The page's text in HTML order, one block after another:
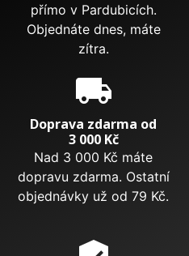
přímo v Pardubicích.
Objednáte dnes, máte
zítra.
local_shipping
Doprava zdarma od
3 000 Kč
Nad 3 000 Kč máte
dopravu zdarma. Ostatní
objednávky už od 79 Kč.